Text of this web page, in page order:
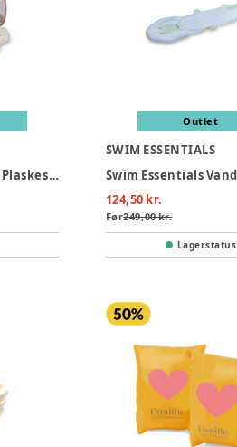
Swim Essentials Baby Plaskestol Med Skygge - Mermaid Bubbles
Outlet
SWIM ESSENTIALS
124,50 kr.
Før249,00 kr.
Lagerstatus